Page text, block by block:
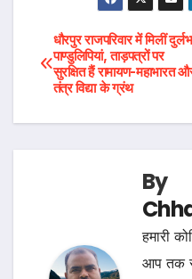
Post
navigation
धौरपुर राजपरिवार में मिलीं दुर्लभ
पाण्डुलिपियां, ताड़पत्रों पर
सुरक्षित हैं रामायण-महाभारत
तंत्र विद्या के ग्रंथ
By
हमारी
आप तक